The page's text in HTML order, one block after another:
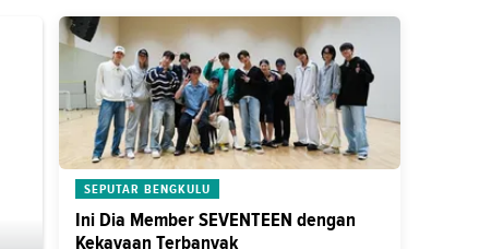
SEPUTAR BENGKULU
Ini Dia Member SEVENTEEN dengan
Kekayaan Terbanyak